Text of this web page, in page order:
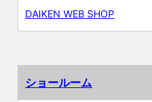
DAIKEN WEB SHOP
ショールーム